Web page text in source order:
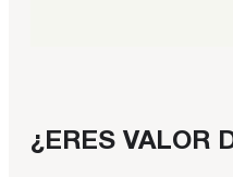
¿ERES VALOR